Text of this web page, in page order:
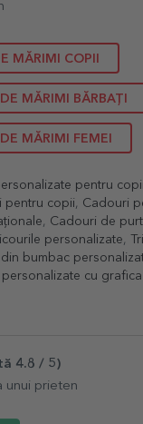
MĂRIMI COPII
MĂRIMI BĂRBAȚI
MĂRIMI FEMEI
pentru copii
pentru copii
Cadouri
Cadouri de
personalizate
bumbac
cu
4.8 / 5)
unui prieten